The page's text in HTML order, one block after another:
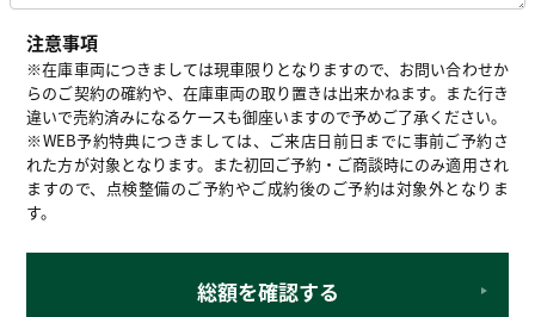
注意事項
※在庫車両につきましては現車限りとなりますので、お問い合わせか
らのご契約の確約や、在庫車両の取り置きは出来かねます。また行き
違いで売約済みになるケースも御座いますので予めご了承ください。
※WEB予約特典につきましては、ご来店日前日までに事前ご予約さ
れた方が対象となります。また初回ご予約・ご商談時にのみ適用され
ますので、点検整備のご予約やご成約後のご予約は対象外となりま
す。
総額を確認する